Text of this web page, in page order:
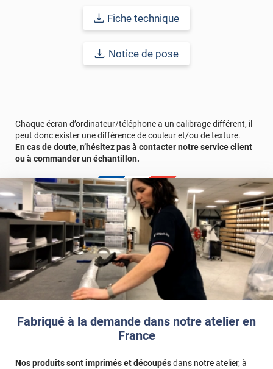
Fabriqué à la demande dans notre atelier en
France
Nos produits sont imprimés et découpésdans notre atelier, à
imperfections. Classé A+ au test C.O.V et C-s2,d0 au feu, ce
revêtement peut être installé dans un lieu ouvert public.
: 10 ans en pose intérieur (anti craquèlement,
écaillage, délamination et jaunissement)
Fiche technique
Notice de pose
Chaque écran d’ordinateur/téléphone a un calibrage différent, il
peut donc exister une différence de couleur et/ou de texture.
En cas de doute, n’hésitez pas à contacter notre service client
ou à commander un échantillon.